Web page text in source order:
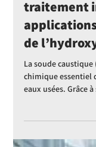
Emily Othenin
26 juil.
6
Chimiques